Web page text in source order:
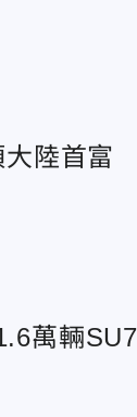
大陸首
萬輛